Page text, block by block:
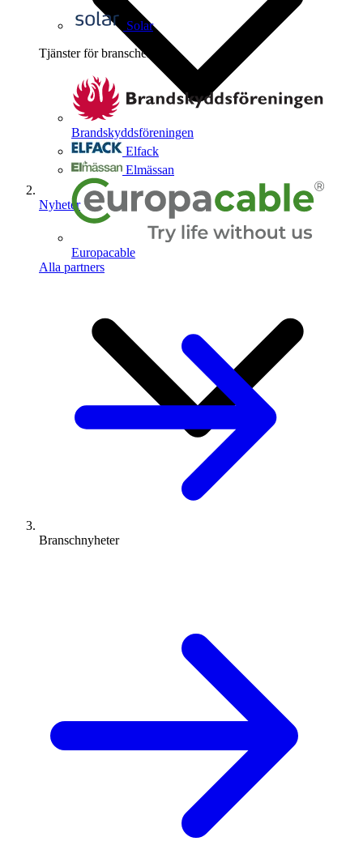
Solar
Tjänster för branschen
Brandskyddsföreningen
Elfack
Elmässan
Europacable
Alla partners
Nyheter
Branschnyheter